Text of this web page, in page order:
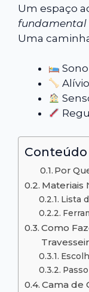
Um espaço
fundamental
Uma
Por
Materiais
Lista
Como
Cama de